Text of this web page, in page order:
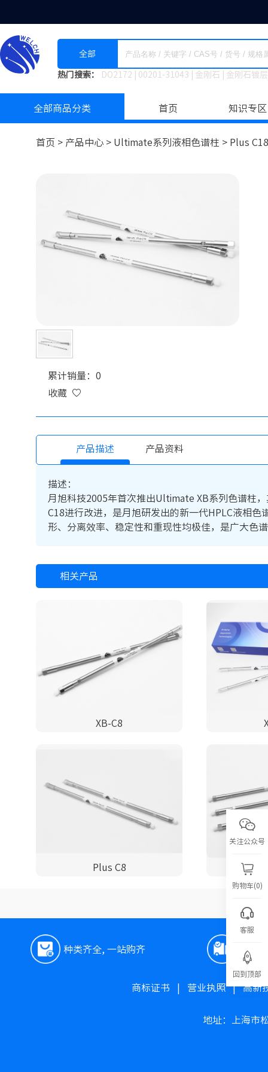
全部
热门搜索： DO2172 00201-31043 金刚石 金刚石镀
全部商品分类 首页 知识专区
首页 > 产品中心 > Ultimate系列液相色谱柱 > Plus
累计销量：0
收藏
产品描述 产品资料
描述：
月旭科技2005年首次推出Ultimate XB系列色谱柱
C18进行改进，是月旭研发出的新一代HPLC液相
形、分离效率、稳定性和重现性均极佳，是广大色
相关产品
XB-C8
Plus C8
种类齐全, 一站购齐 极速
商标证书 营业执照|高新
地址：上海市
关注公众号
购物车(0)
客服
回到顶部